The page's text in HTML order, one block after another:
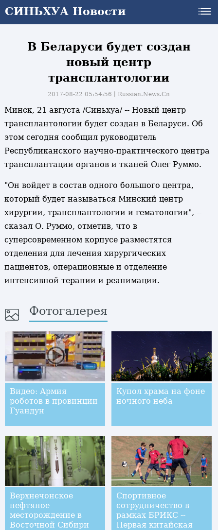
СИНЬХУА Новости
В Беларуси будет создан
новый центр
трансплантологии
2017-08-22 05:54:56丨Russian.News.Cn
Минск, 21 августа /Синьхуа/ -- Новый центр
трансплантологии будет создан в Беларуси. Об
этом сегодня сообщил руководитель
Республиканского научно-практического центра
трансплантации органов и тканей Олег Руммо.
"Он войдет в состав одного большого центра,
который будет называться Минский центр
хирургии, трансплантологии и гематологии", --
сказал О. Руммо, отметив, что в
суперсовременном корпусе разместятся
отделения для лечения хирургических
пациентов, операционные и отделение
интенсивной терапии и реанимации.
Фотогалерея
Видео: Армия
роботов в провинции
Гуандун
Купол храма на фоне
ночного неба
Верхнечонское
нефтяное
месторождение в
Восточной Сибири
Спортивное
сотрудничество в
рамках БРИКС --
Первая китайская